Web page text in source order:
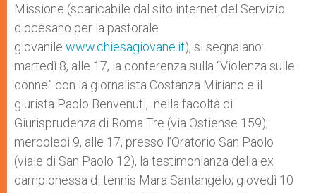
Missione (scaricabile dal sito internet del Servizio
diocesano per la pastorale
giovanile www.chiesagiovane.it), si segnalano:
martedì 8, alle 17, la conferenza sulla “Violenza sulle
donne” con la giornalista Costanza Miriano e il
giurista Paolo Benvenuti, nella facoltà di
Giurisprudenza di Roma Tre (via Ostiense 159);
mercoledì 9, alle 17, presso l’Oratorio San Paolo
(viale di San Paolo 12), la testimonianza della ex
campionessa di tennis Mara Santangelo; giovedì 10